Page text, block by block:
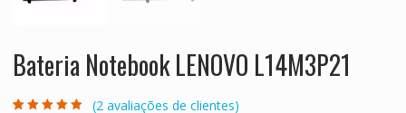
Bateria Notebook LENOVO L14M3P21
(2avaliações de clientes)